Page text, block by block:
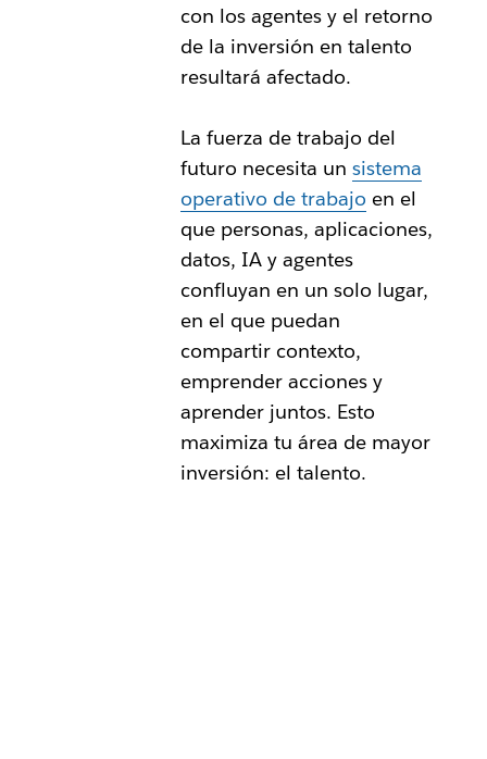
con los agentes y el retorno
de la inversión en talento
resultará afectado.
La fuerza de trabajo del
futuro necesita un sistema
operativo de trabajo en el
que personas, aplicaciones,
datos, IA y agentes
confluyan en un solo lugar,
en el que puedan
compartir contexto,
emprender acciones y
aprender juntos. Esto
maximiza tu área de mayor
inversión: el talento.